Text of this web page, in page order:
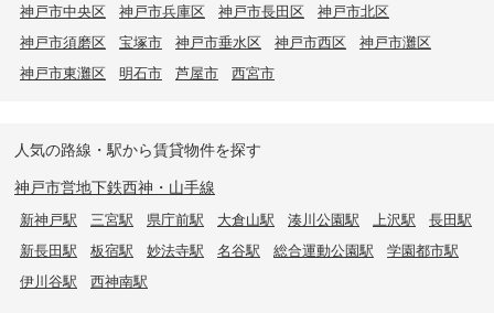
神戸市中央区 神戸市兵庫区 神戸市長田区
神戸市北区
神戸市須磨区
宝塚市 神戸市垂水区 神戸市西区
神戸市灘区
神戸市東灘区
明石市 芦屋市 西宮市
人気の路線・駅から賃貸物件を探す
神戸市営地下鉄西神・山手線
新神戸駅 三宮駅 県庁前駅 大倉山駅 湊川公園駅 上沢駅
長田駅
新長田駅
板宿駅 妙法寺駅 名谷駅 総合運動公園駅
学園都市駅
伊川谷駅
西神南駅